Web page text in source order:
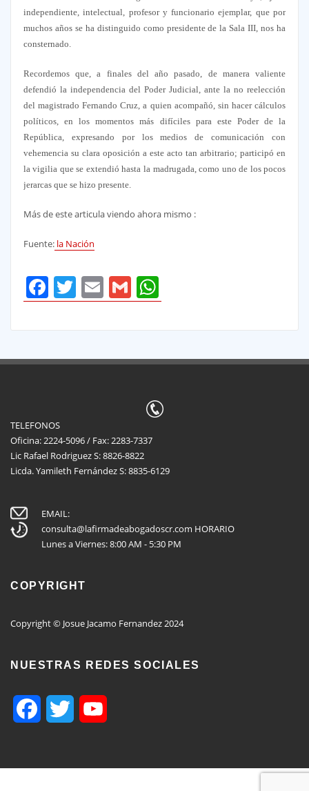
independiente, intelectual, profesor y funcionario ejemplar, que por
muchos años se ha distinguido como presidente de la Sala III, nos ha
consternado.
Recordemos que, a finales del año pasado, de manera valiente
defendió la independencia del Poder Judicial, ante la no reelección
del magistrado Fernando Cruz, a quien acompañó, sin hacer cálculos
políticos, en los momentos más difíciles para este Poder de la
República, expresando por los medios de comunicación con
vehemencia su clara oposición a este acto tan arbitrario; participó en
la vigilia que se extendió hasta la madrugada, como uno de los pocos
jerarcas que se hizo presente.
Más de este articula viendo ahora mismo :
Fuente:la Nación
Facebook
Twitter
Email
GmailWhatsApp
TELEFONOS
Oficina: 2224-5096 / Fax: 2283-7337
Lic Rafael Rodriguez S: 8826-8822
Licda. Yamileth Fernández S: 8835-6129
EMAIL:
consulta@lafirmadeabogadoscr.com HORARIO
Lunes a Viernes: 8:00 AM - 5:30 PM
COPYRIGHT
Copyright © Josue Jacamo Fernandez 2024
NUESTRAS REDES SOCIALES
FacebookTwitter